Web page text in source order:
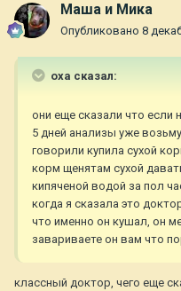
Маша и Мика
Опубликовано 8
oxa сказал:
они еще сказали что если
5 дней анализы уже
говорили купила сухой
корм щенятам сухой
кипяченой водой за пол
когда я сказала это
что именно он кушал, он
завариваете он вам что
классный доктор, чего еще